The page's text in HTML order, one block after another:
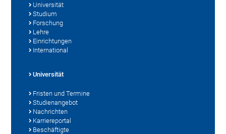
Universität
Studium
Forschung
Lehre
Einrichtungen
International
Universität
Fristen und Termine
Studienangebot
Nachrichten
Karriereportal
Beschäftigte